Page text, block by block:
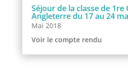
Séjour de la classe de 1re
Angleterre du 17 au 24
Mai 2018
Voir le compte rendu